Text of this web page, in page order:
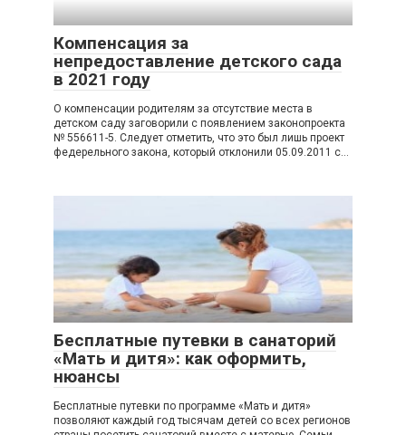
Компенсация за
непредоставление детского сада
в 2021 году
О компенсации родителям за отсутствие места в
детском саду заговорили с появлением законопроекта
№ 556611-5. Следует отметить, что это был лишь проект
федерельного закона, который отклонили 05.09.2011 с…
Бесплатные путевки в санаторий
«Мать и дитя»: как оформить,
нюансы
Бесплатные путевки по программе «Мать и дитя»
позволяют каждый год тысячам детей со всех регионов